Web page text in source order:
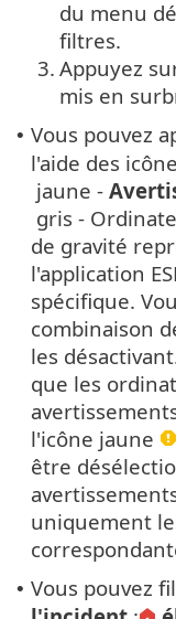
du menu
filtres.
3. Appuyez
mis en
• Vous pouvez
l'aide des
jaune -
gris -
de gravité
l'application
spécifique.
combinaison
les
que les
l'icône jaune
être
uniquement
• Vous pouvez